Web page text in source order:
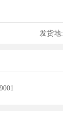
发货地: